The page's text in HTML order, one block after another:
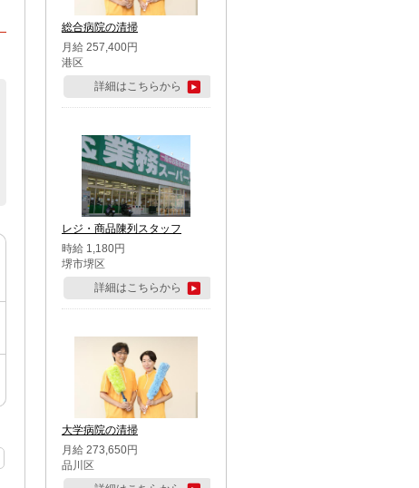
総合病院の清掃
月給 257,400円
港区
詳細はこちらから
レジ・商品陳列スタッフ
時給 1,180円
堺市堺区
詳細はこちらから
大学病院の清掃
月給 273,650円
品川区